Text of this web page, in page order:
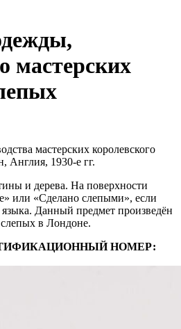
мастерских
мастерских королевского
Англия, 1930-е гг.
и дерева. На поверхности
или «Сделано слепыми», если
языка. Данный предмет произведён
в Лондоне.
НОМЕР: